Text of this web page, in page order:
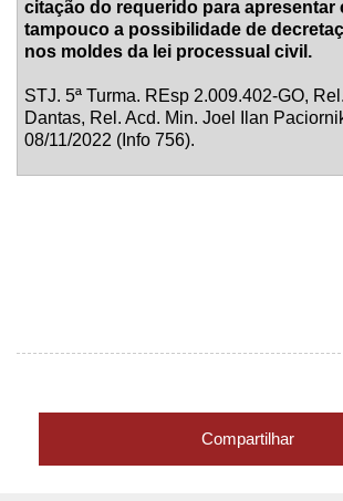
citação do requerido para apresentar
tampouco a possibilidade de
nos moldes da lei processual civil.
STJ. 5ª Turma. REsp 2.009.402-GO,
Dantas, Rel. Acd. Min. Joel Ilan
08/11/2022 (Info 756).
Compartilhar